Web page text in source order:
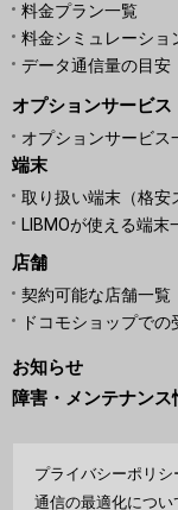
料金プラン一覧
料金シミュレーショ
データ通信量の目安
オプションサービス
オプションサービス
端末
取り扱い端末（格安
LIBMOが使える端末
店舗
契約可能な店舗一覧
ドコモショップでの
お知らせ
障害・メンテナンス
プライバシーポリシ
通信の最適化につい